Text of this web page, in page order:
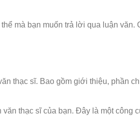
mà bạn muốn trả lời qua luận văn.
thạc sĩ. Bao gồm giới thiệu, phần
thạc sĩ của bạn. Đây là một công